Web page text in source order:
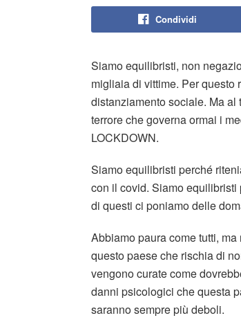
Condividi
Siamo equilibristi, non
migliaia di vittime. Per questo
distanziamento sociale. Ma
terrore che governa ormai i
LOCKDOWN.
Siamo equilibristi perché
con il covid. Siamo
di questi ci poniamo delle
Abbiamo paura come tutti,
questo paese che rischia di
vengono curate come
danni psicologici che questa
saranno sempre più deboli.